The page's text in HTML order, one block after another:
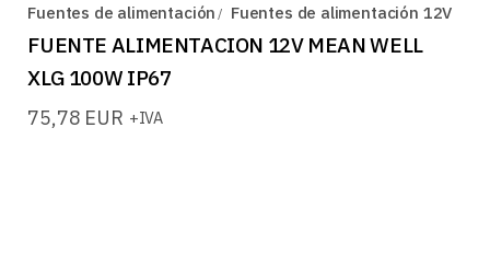
Fuentes de alimentación Fuentes de alimentación 12V
FUENTE ALIMENTACION 12V MEAN WELL
XLG 100W IP67
75,78 EUR +IVA